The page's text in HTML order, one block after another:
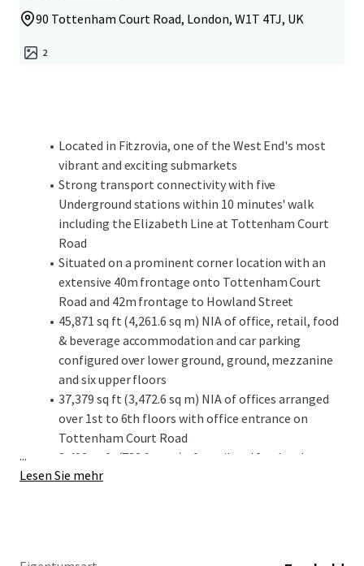
90 Tottenham Court Road, London, W1T 4TJ, UK
2
Located in Fitzrovia, one of the West End's most
vibrant and exciting submarkets
Strong transport connectivity with five
Underground stations within 10 minutes' walk
including the Elizabeth Line at Tottenham Court
Road
Situated on a prominent corner location with an
extensive 40m frontage onto Tottenham Court
Road and 42m frontage to Howland Street
45,871 sq ft (4,261.6 sq m) NIA of office, retail, food
& beverage accommodation and car parking
configured over lower ground, ground, mezzanine
and six upper floors
37,379 sq ft (3,472.6 sq m) NIA of offices arranged
over 1st to 6th floors with office entrance on
Tottenham Court Road
8,492 sq ft (788.9 sq m) of retail and food and
beverage accommodation arranged over ground
...
Lesen Sie mehr